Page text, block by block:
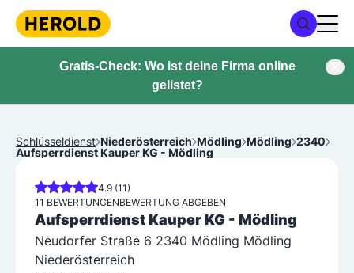
Gratis-Check: Wo ist deine Firma online
gelistet?
Schlüsseldienst Niederösterreich Mödling Mödling 2340
Aufsperrdienst Kauper KG - Mödling
4.9 (11)
11 BEWERTUNGENBEWERTUNG ABGEBEN
Aufsperrdienst Kauper KG - Mödling
Neudorfer Straße 6 2340 Mödling Mödling
Niederösterreich